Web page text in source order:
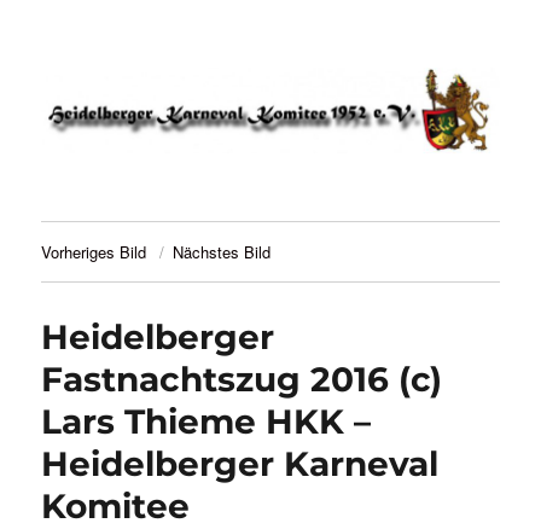
HKK 1952 – Heidelberger Karneval
Komitee
Vorheriges Bild Nächstes Bild
Heidelberger
Fastnachtszug 2016 (c)
Lars Thieme HKK –
Heidelberger Karneval
Komitee